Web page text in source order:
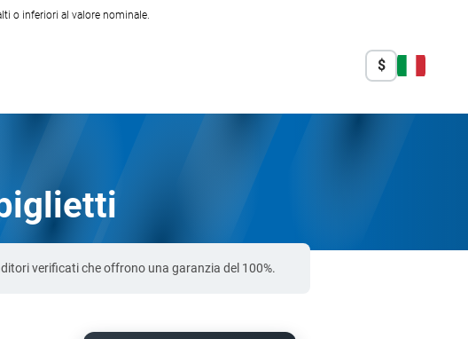
o inferiori al valore nominale.
$
verificati che offrono una garanzia del 100%.